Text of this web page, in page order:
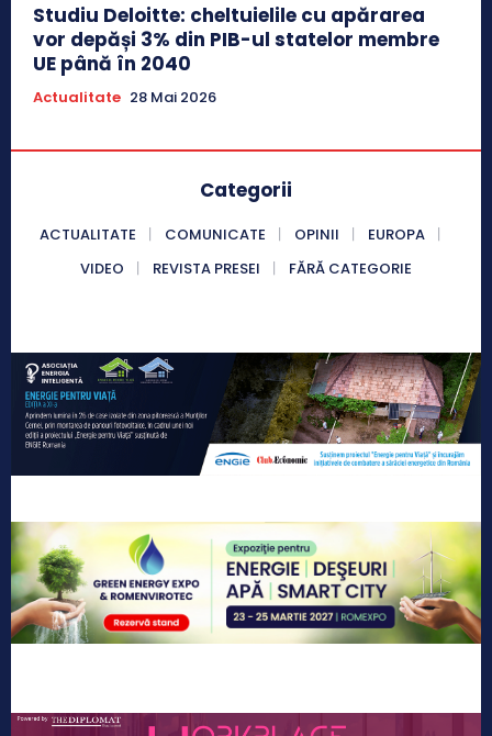
Studiu Deloitte: cheltuielile cu apărarea
vor depăși 3% din PIB-ul statelor membre
UE până în 2040
Actualitate 28 Mai 2026
Categorii
ACTUALITATE COMUNICATE OPINII
EUROPA
VIDEO
REVISTA PRESEI FĂRĂ CATEGORIE